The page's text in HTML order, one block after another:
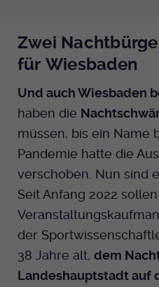
Zwei
für Wiesbaden
Und auch Wiesbaden
haben die
müssen, bis ein Name
Pandemie hatte die
verschoben. Nun sind
Seit Anfang 2022
der
38 Jahre alt, dem
Landeshauptstadt auf